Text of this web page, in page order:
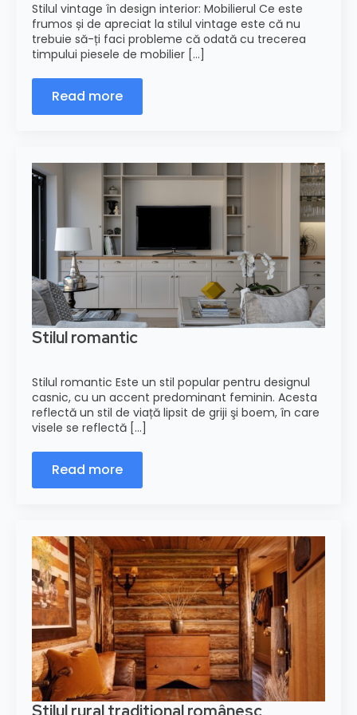
Stilul vintage în design interior: Mobilierul Ce este
frumos și de apreciat la stilul vintage este că nu
trebuie să-ți faci probleme că odată cu trecerea
timpului piesele de mobilier [...]
Read more
Stilul romantic
Stilul romantic Este un stil popular pentru designul
casnic, cu un accent predominant feminin. Acesta
reflectă un stil de viață lipsit de griji şi boem, în care
visele se reflectă [...]
Read more